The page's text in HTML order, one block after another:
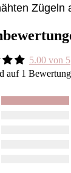
Zügeln
5.00 von 5
auf 1 Bewertung